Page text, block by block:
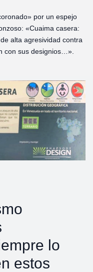
por un espejo
«Cuaima casera:
alta agresividad contra
con sus designios…».
lo
estos